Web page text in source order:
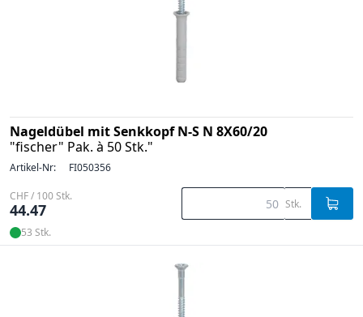
Nageldübel mit Senkkopf N-S N 8X60/20
"fischer" Pak. à 50 Stk."
Artikel-Nr: FI050356
CHF / 100 Stk.
44.47 Stk.
53 Stk.